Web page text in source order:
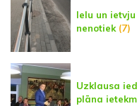
Ielu un
nenotiek (7)
Uzklausa
plāna